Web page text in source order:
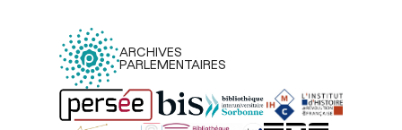
ARCHIVES
PARLEMENTAIRES